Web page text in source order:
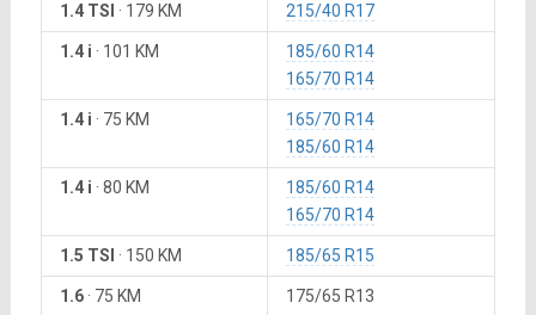
1.4 TSI · 179 KM 215/40 R17
1.4 i · 101 KM
185/60 R14
165/70 R14
1.4 i · 75 KM
165/70 R14
185/60 R14
1.4 i · 80 KM
185/60 R14
165/70 R14
1.5 TSI · 150 KM 185/65 R15
1.6· 75 KM 175/65 R13